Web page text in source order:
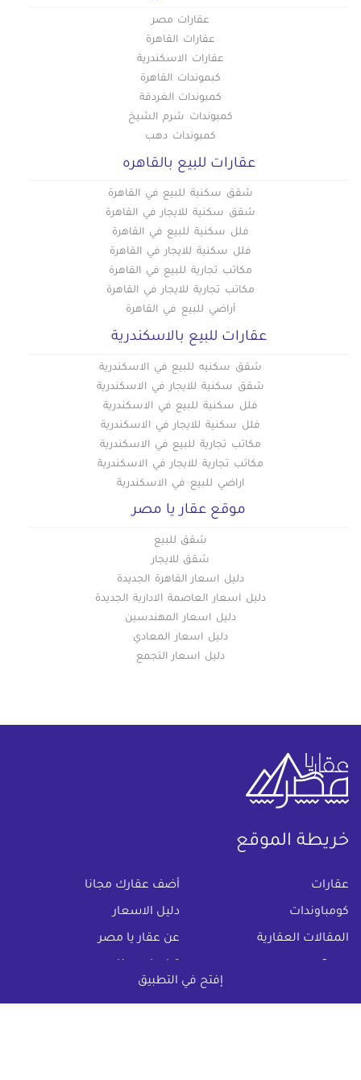
إفتح في التطبيق
عقارات مصر
عقارات القاهرة
عقارات الاسكندرية
كبموندات القاهرة
كمبوندات الغردقة
كمبوندات شرم الشيخ
كمبوندات دهب
عقارات للبيع بالقاهره
شقق سكنية للبيع في القاهرة
شقق سكنية للايجار في القاهرة
فلل سكنية للبيع في القاهرة
فلل سكنية للايجار في القاهرة
مكاتب تجارية للبيع في القاهرة
مكاتب تجارية للايجار في القاهرة
أراضي للبيع في القاهرة
عقارات للبيع بالاسكندرية
شقق سكنيه للبيع في الاسكندرية
شقق سكنية للايجار في الاسكندرية
فلل سكنية للبيع في الاسكندرية
فلل سكنية للايجار في الاسكندرية
مكاتب تجارية للبيع في الاسكندرية
مكاتب تجارية للايجار في الاسكندرية
اراضي للبيع في الاسكندرية
موقع عقار يا مصر
شقق للبيع
شقق للايجار
دليل اسعار القاهرة الجديدة
دليل اسعار العاصمة الادارية الجديدة
دليل اسعار المهندسين
دليل اسعار المعادي
دليل اسعار التجمع
خريطة الموقع
عقارات أضف عقارك مجانا
كومباوندات دليل الاسعار
المقالات العقارية عن عقار يا مصر